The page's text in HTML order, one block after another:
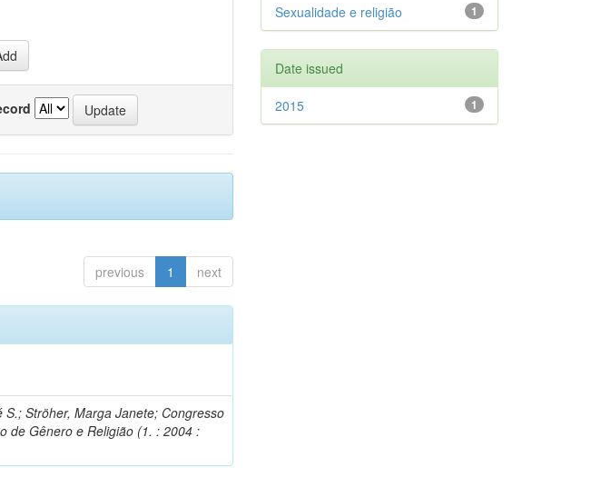
previous 1 next
S.; Ströher, Marga Janete; Congresso
de Gênero e Religião (1. : 2004 :
1
Sexualidade e religião
Date issued
1
2015